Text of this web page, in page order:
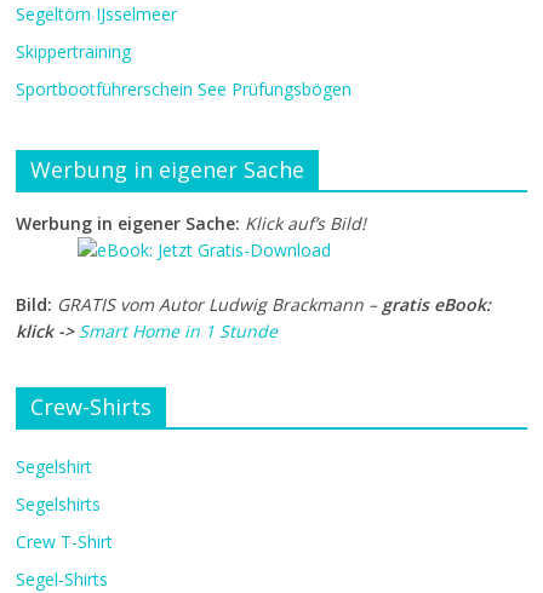
Segeltörn IJsselmeer
Skippertraining
Sportbootführerschein See Prüfungsbögen
Werbung in eigener Sache
Werbung in eigener Sache: Klick auf’s Bild!
Bild: GRATIS vom Autor Ludwig Brackmann – gratis eBook:
klick -> Smart Home in 1 Stunde
Crew-Shirts
Segelshirt
Segelshirts
Crew T-Shirt
Segel-Shirts